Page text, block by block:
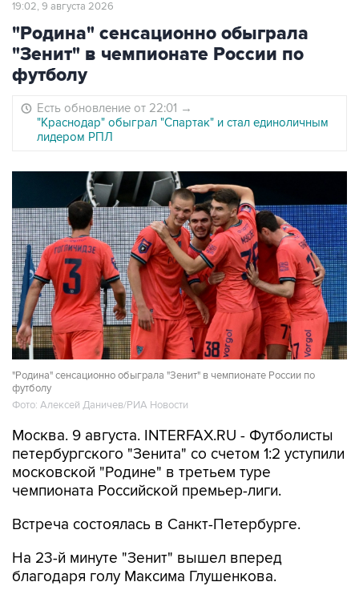
19:02, 9 августа 2026
"Родина" сенсационно обыграла
"Зенит" в чемпионате России по
футболу
Есть обновление от 22:01 →
"Краснодар" обыграл "Спартак" и стал единоличным
лидером РПЛ
"Родина" сенсационно обыграла "Зенит" в чемпионате России по
футболу
Фото: Алексей Даничев/РИА Новости
Москва. 9 августа. INTERFAX.RU - Футболисты
петербургского "Зенита" со счетом 1:2 уступили
московской "Родине" в третьем туре
чемпионата Российской премьер-лиги.
Встреча состоялась в Санкт-Петербурге.
На 23-й минуте "Зенит" вышел вперед
благодаря голу Максима Глушенкова.